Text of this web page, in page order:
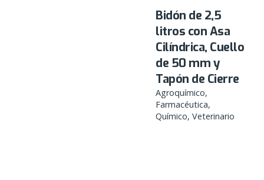
Bidón de 2,5
litros con Asa
Cilíndrica, Cuello
de 50 mm y
Tapón de Cierre
Agroquímico
Farmacéutica
Químico Veterinario